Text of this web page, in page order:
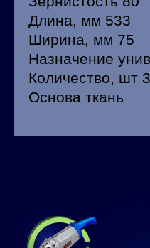
Длина, мм 533
Ширина, мм 75
Назначение
Количество, шт 3
Основа ткань